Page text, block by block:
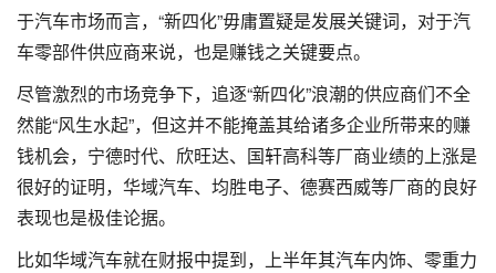
于汽车市场而言，“新四化”毋庸置疑是发展关键词，对于汽
车零部件供应商来说，也是赚钱之关键要点。
尽管激烈的市场竞争下，追逐“新四化”浪潮的供应商们不全
然能“风生水起”，但这并不能掩盖其给诸多企业所带来的赚
钱机会，宁德时代、欣旺达、国轩高科等厂商业绩的上涨是
很好的证明，华域汽车、均胜电子、德赛西威等厂商的良好
表现也是极佳论据。
比如华域汽车就在财报中提到，上半年其汽车内饰、零重力